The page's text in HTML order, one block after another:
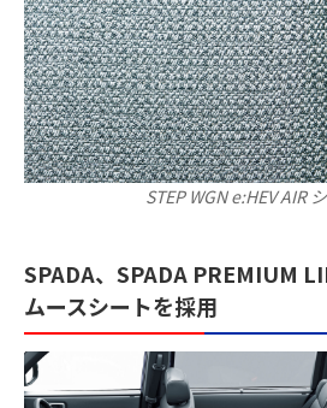
STEP WGN e:HEV AIR
SPADA、SPADA PREMIUM
ムースシートを採用